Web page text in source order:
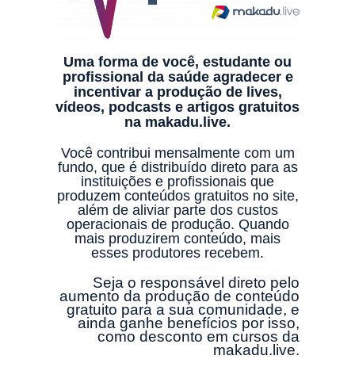
Uma forma de você, estudante ou
profissional da saúde agradecer e
incentivar a produção de lives,
vídeos, podcasts e artigos gratuitos
na makadu.live.
Você contribui mensalmente com um
fundo, que é distribuído direto para as
instituições e profissionais que
produzem conteúdos gratuitos no site,
além de aliviar parte dos custos
operacionais de produção. Quando
mais produzirem conteúdo, mais
esses produtores recebem.
Seja o responsável direto pelo
aumento da produção de conteúdo
gratuito para a sua comunidade, e
ainda ganhe benefícios por isso,
como desconto em cursos da
makadu.live.